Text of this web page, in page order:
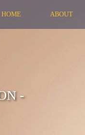
HOME ABOUT
-